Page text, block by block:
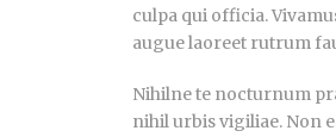
culpa qui officia.
augue laoreet rutrum
Nihilne te nocturnum
nihil urbis vigiliae. Non